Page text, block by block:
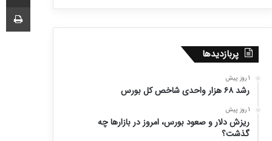
پربازدیدها
1 روز پیش
رشد ۶۸ هزار واحدی شاخص کل بورس
1 روز پیش
ریزش دلار و صعود بورس، امروز در بازارها چه
گذشت؟